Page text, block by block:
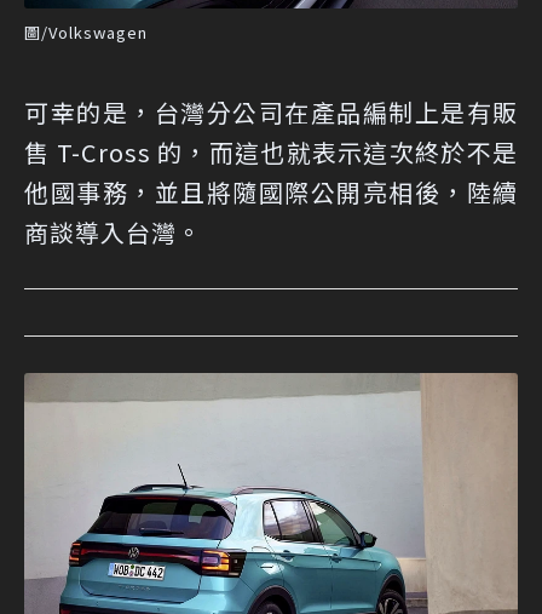
圖/Volkswagen
可幸的是，台灣分公司在產品編制上是有販
售 T-Cross 的，而這也就表示這次終於不是
他國事務，並且將隨國際公開亮相後，陸續
商談導入台灣。